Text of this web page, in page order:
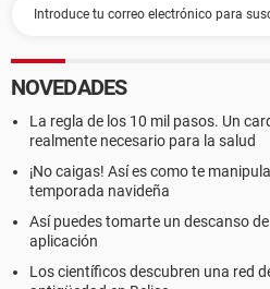
NOVEDADES
La regla de los 10 mil pasos. Un
realmente necesario para la salud
¡No caigas! Así es como te
temporada navideña
Así puedes tomarte un descanso
aplicación
Los científicos descubren una red